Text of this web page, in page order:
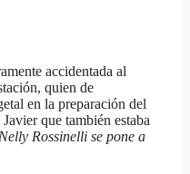
accidentada al
quien de
en la preparación del
que también estaba
Rossinelli se pone a